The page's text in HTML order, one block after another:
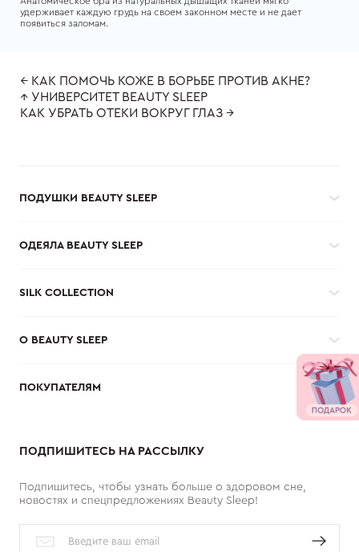
удерживает каждую грудь на своем законном месте и не дает
появиться заломам.
← КАК ПОМОЧЬ КОЖЕ В БОРЬБЕ ПРОТИВ АКНЕ?
↑ УНИВЕРСИТЕТ BEAUTY SLEEP
КАК УБРАТЬ ОТЕКИ ВОКРУГ ГЛАЗ →
ПОДУШКИ BEAUTY SLEEP
ОДЕЯЛА BEAUTY SLEEP
SILK COLLECTION
О BEAUTY SLEEP
ПОКУПАТЕЛЯМ
ПОДПИШИТЕСЬ НА РАССЫЛКУ
Подпишитесь, чтобы узнать больше о здоровом сне,
новостях и спецпредложениях Beauty Sleep!